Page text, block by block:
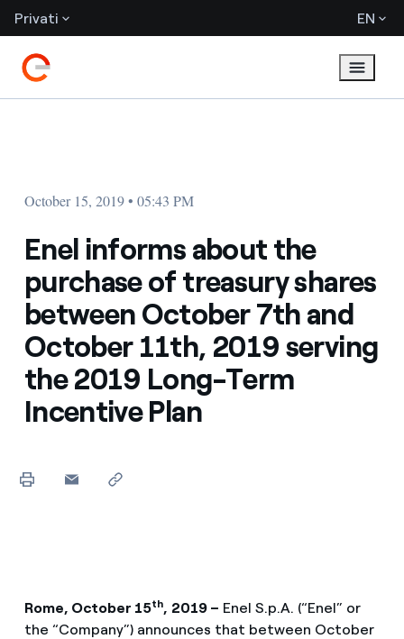
Privati EN
October 15, 2019 • 05:43 PM
Enel informs about the
purchase of treasury shares
between October 7th and
October 11th, 2019 serving
the 2019 Long-Term
Incentive Plan
Rome, October 15th, 2019 – Enel S.p.A. (“Enel” or
the “Company”) announces that between October